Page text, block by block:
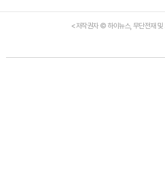
<저작권자 © 하이뉴스, 무단전재 및